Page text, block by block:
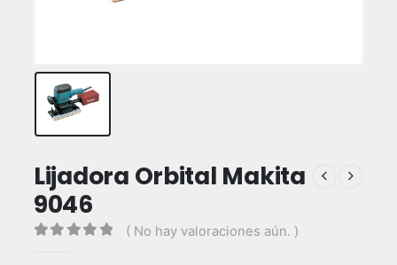
Lijadora Orbital Makita
9046
( No hay valoraciones aún. )